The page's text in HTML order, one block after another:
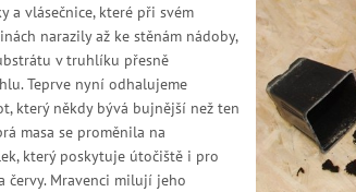
a vlásečnice, které při svém
narazily až ke stěnám nádoby,
v truhlíku přesně
Teprve nyní odhalujeme
který někdy bývá bujnější než ten
masa se proměnila na
který poskytuje útočiště i pro
červy. Mravenci milují jeho